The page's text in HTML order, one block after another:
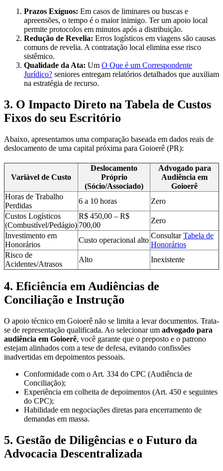
Prazos Exíguos: Em casos de liminares ou buscas e
apreensões, o tempo é o maior inimigo. Ter um apoio local
permite protocolos em minutos após a distribuição.
Redução de Revelia: Erros logísticos em viagens são causas
comuns de revelia. A contratação local elimina esse risco
sistêmico.
Qualidade da Ata: Um O Que é um Correspondente
Jurídico? seniores entregam relatórios detalhados que auxiliam
na estratégia de recurso.
3. O Impacto Direto na Tabela de Custos
Fixos do seu Escritório
Abaixo, apresentamos uma comparação baseada em dados reais de
deslocamento de uma capital próxima para Goioerê (PR):
Variável de Custo
Deslocamento
Próprio
(Sócio/Associado)
Advogado para
Audiência em
Goioerê
Horas de Trabalho
Perdidas
6 a 10 horas
Zero
Custos Logísticos
(Combustível/Pedágio)
R$ 450,00 – R$
700,00
Zero
Investimento em
Honorários
Custo operacional alto
ConsultarTabela de
Honorários
Risco de
Acidentes/Atrasos
Alto Inexistente
4. Eficiência em Audiências de
Conciliação e Instrução
O apoio técnico em Goioerê não se limita a levar documentos. Trata-
se de representação qualificada. Ao selecionar um advogado para
audiência em Goioerê, você garante que o preposto e o patrono
estejam alinhados com a tese de defesa, evitando confissões
inadvertidas em depoimentos pessoais.
Conformidade com o Art. 334 do CPC (Audiência de
Conciliação);
Experiência em colheita de depoimentos (Art. 450 e seguintes
do CPC);
Habilidade em negociações diretas para encerramento de
demandas em massa.
5. Gestão de Diligências e o Futuro da
Advocacia Descentralizada